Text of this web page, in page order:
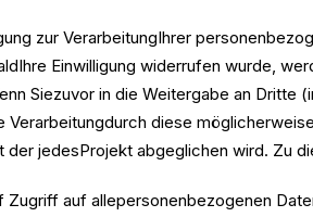
zur VerarbeitungIhrer
Einwilligung widerrufen wurde,
Siezuvor in die Weitergabe an Dritte
Verarbeitungdurch diese
der jedesProjekt abgeglichen wird. Zu
Zugriff auf allepersonenbezogenen